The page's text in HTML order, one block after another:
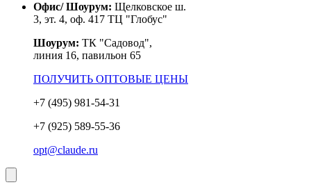
Офис/ Шоурум: Щелковское ш.
3, эт. 4, оф. 417 ТЦ "Глобус"
Шоурум: ТК "Садовод",
линия 16, павильон 65
ПОЛУЧИТЬ ОПТОВЫЕ ЦЕНЫ
+7 (495) 981-54-31
+7 (925) 589-55-36
opt@claude.ru